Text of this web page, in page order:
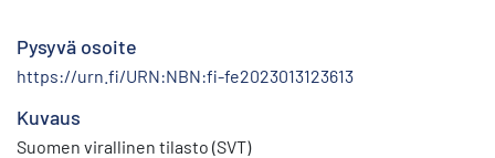
Pysyvä osoite
https://urn.fi/URN:NBN:fi-fe2023013123613
Kuvaus
Suomen virallinen tilasto (SVT)